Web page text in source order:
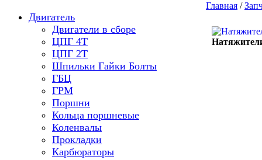
Двигатель
Двигатели в сборе
ЦПГ 4Т
ЦПГ 2Т
Шпильки Гайки Болты
ГБЦ
ГРМ
Поршни
Кольца поршневые
Коленвалы
Прокладки
Карбюраторы
Главная /